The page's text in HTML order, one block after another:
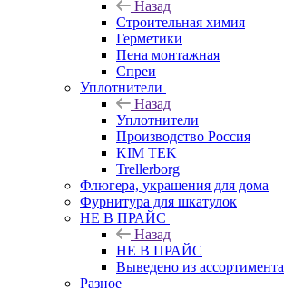
Назад
Строительная химия
Герметики
Пена монтажная
Спреи
Уплотнители
Назад
Уплотнители
Производство Россия
KIM TEK
Trellerborg
Флюгера, украшения для дома
Фурнитура для шкатулок
НЕ В ПРАЙС
Назад
НЕ В ПРАЙС
Выведено из ассортимента
Разное